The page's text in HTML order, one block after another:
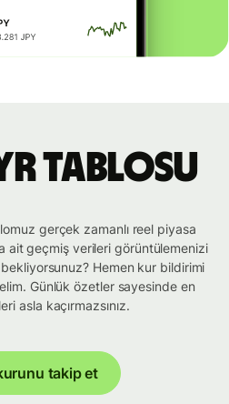
tablosu
gerçek zamanlı reel piyasa
ait geçmiş verileri görüntülemenizi
Hemen kur bildirimi
Günlük özetler sayesinde en
asla kaçırmazsınız.
takip et